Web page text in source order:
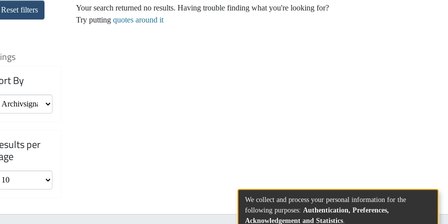
Reset filters
By
per
Your search returned no results. Having trouble finding what you're looking for?
Try putting quotes around it
We collect and process your personal information for the
following purposes: Authentication, Preferences,
Acknowledgement and Statistics